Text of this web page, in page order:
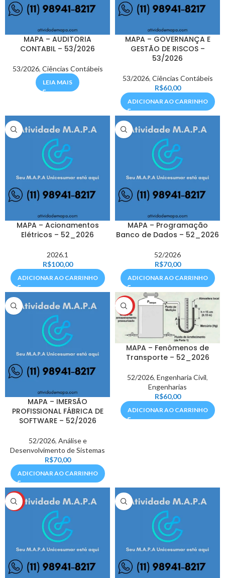
MAPA – AUDITORIA
CONTABIL – 53/2026
53/2026, Ciências Contábeis
LEIA MAIS
MAPA – GOVERNANÇA E
GESTÃO DE RISCOS –
53/2026
53/2026, Ciências Contábeis
R$60,00
ADICIONAR AO CARRINHO
MAPA – Acionamentos
Elétricos – 52_2026
2026.1
R$100,00
ADICIONAR AO CARRINHO
MAPA – Programação
Banco de Dados – 52_2026
52/2026
R$70,00
ADICIONAR AO CARRINHO
MAPA – IMERSÃO
PROFISSIONAL FÁBRICA DE
SOFTWARE – 52/2026
52/2026, Análise e
Desenvolvimento de Sistemas
R$70,00
ADICIONAR AO CARRINHO
HOT
MAPA – Fenômenos de
Transporte – 52_2026
52/2026, Engenharia Civil,
Engenharias
R$60,00
ADICIONAR AO CARRINHO
HOT